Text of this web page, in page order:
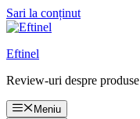
Sari la conținut
Eftinel
Review-uri despre produse
Meniu